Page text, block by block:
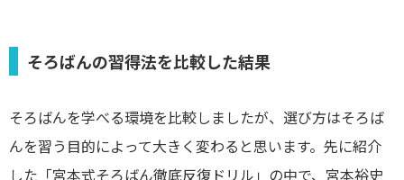
そろばんの習得法を比較した結果
そろばんを学べる環境を比較しましたが、選び方はそろば
んを習う目的によって大きく変わると思います。先に紹介
した「宮本式そろばん徹底反復ドリル」の中で、宮本裕史